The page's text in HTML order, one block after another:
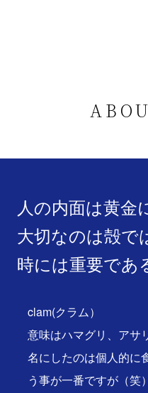
人の内面は黄金
大切なのは殻で
時には重要であ
clam(クラム）
意味はハマグリ、アサ
名にしたのは個人的に
う事が一番ですが（笑